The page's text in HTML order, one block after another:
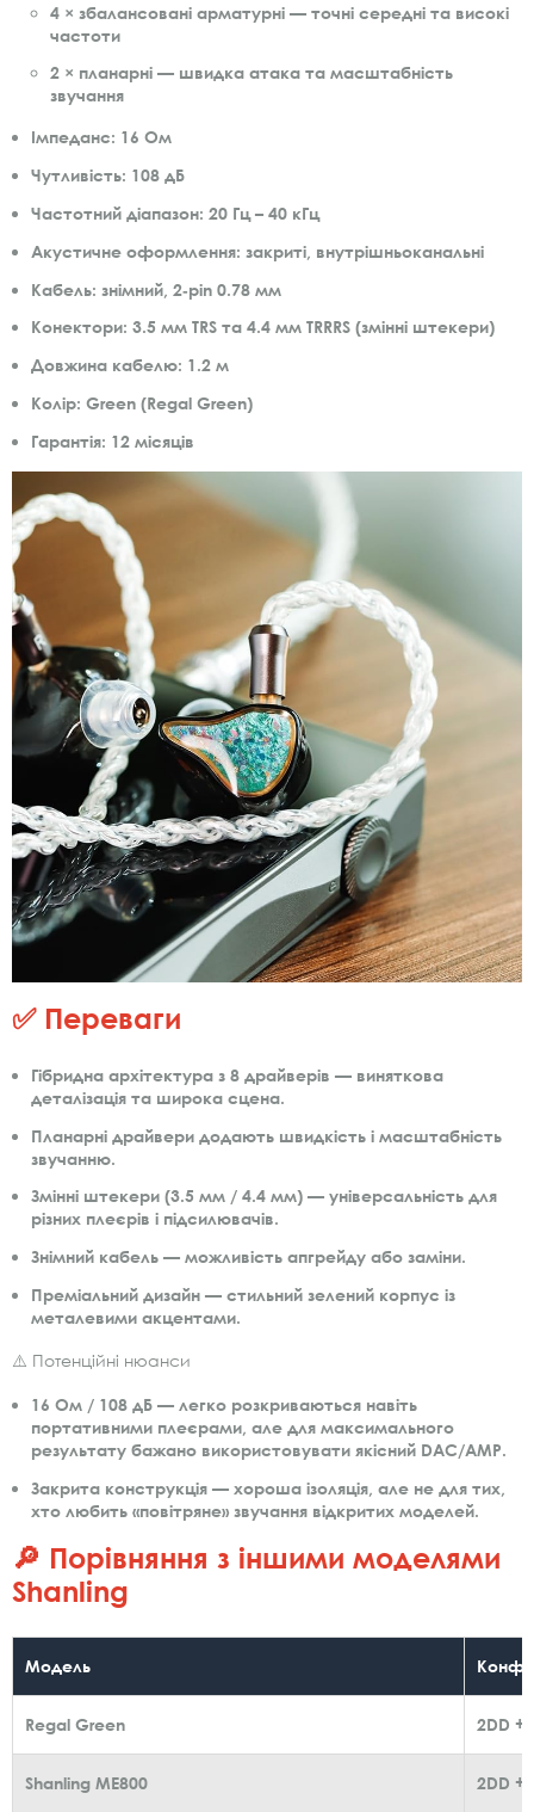
4 × збалансовані арматурні — точні середні та високі
частоти
2 × планарні — швидка атака та масштабність
звучання
Імпеданс: 16 Ом
Чутливість: 108 дБ
Частотний діапазон: 20 Гц – 40 кГц
Акустичне оформлення: закриті, внутрішньоканальні
Кабель: знімний, 2‑pin 0.78 мм
Конектори: 3.5 мм TRS та 4.4 мм TRRRS (змінні штекери)
Довжина кабелю: 1.2 м
Колір: Green (Regal Green)
Гарантія: 12 місяців
✅ Переваги
Гібридна архітектура з 8 драйверів — виняткова
деталізація та широка сцена.
Планарні драйвери додають швидкість і масштабність
звучанню.
Змінні штекери (3.5 мм / 4.4 мм) — універсальність для
різних плеєрів і підсилювачів.
Знімний кабель — можливість апгрейду або заміни.
Преміальний дизайн — стильний зелений корпус із
металевими акцентами.
⚠️ Потенційні нюанси
16 Ом / 108 дБ — легко розкриваються навіть
портативними плеєрами, але для максимального
результату бажано використовувати якісний DAC/AMP.
Закрита конструкція — хороша ізоляція, але не для тих,
хто любить «повітряне» звучання відкритих моделей.
🔎 Порівняння з іншими моделями
Shanling
Модель
Regal Green 2DD +
Shanling ME800 2DD +